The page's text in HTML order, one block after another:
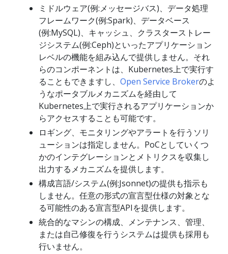
ミドルウェア(例:メッセージバス)、データ処理
フレームワーク(例:Spark)、データベース
(例:MySQL)、キャッシュ、クラスターストレー
ジシステム(例:Ceph)といったアプリケーション
レベルの機能を組み込んで提供しません。それ
らのコンポーネントは、Kubernetes上で実行す
ることもできますし、 Open Service Brokerのよ
うなポータブルメカニズムを経由して
Kubernetes上で実行されるアプリケーションか
らアクセスすることも可能です。
ロギング、モニタリングやアラートを行うソリ
ューションは指定しません。PoCとしていくつ
かのインテグレーションとメトリクスを収集し
出力するメカニズムを提供します。
構成言語/システム(例:Jsonnet)の提供も指示も
しません。任意の形式の宣言型仕様の対象とな
る可能性のある宣言型APIを提供します。
統合的なマシンの構成、メンテナンス、管理、
または自己修復を行うシステムは提供も採用も
行いません。